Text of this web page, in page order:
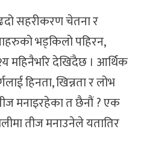
सहरीकरण चेतना र
भड्किलो पहिरन,
महिनैभरि देखिंदैछ । आर्थिक
हिनता, खिन्नता र लोभ
मनाइरहेका त छैनौं ? एक
तीज मनाउनेले यतातिर